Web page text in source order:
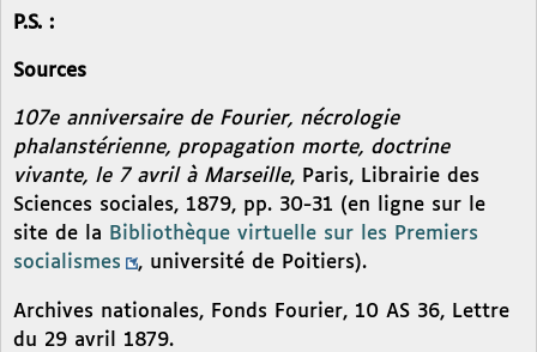
P.S. :
Sources
107e anniversaire de Fourier, nécrologie
phalanstérienne, propagation morte, doctrine
vivante, le 7 avril à Marseille, Paris, Librairie des
Sciences sociales, 1879, pp. 30-31 (en ligne sur le
site de la Bibliothèque virtuelle sur les Premiers
socialismes
, université de Poitiers).
Archives nationales, Fonds Fourier, 10 AS 36, Lettre
du 29 avril 1879.